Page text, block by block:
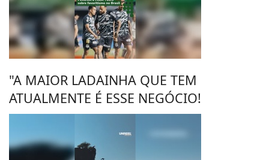
"A MAIOR LADAINHA QUE TEM
ATUALMENTE É ESSE NEGÓCIO!